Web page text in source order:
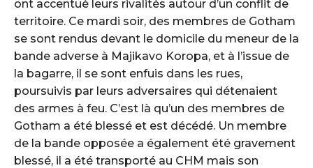
ont accentué leurs rivalités autour d’un conflit de
territoire. Ce mardi soir, des membres de Gotham
se sont rendus devant le domicile du meneur de la
bande adverse à Majikavo Koropa, et à l’issue de
la bagarre, il se sont enfuis dans les rues,
poursuivis par leurs adversaires qui détenaient
des armes à feu. C’est là qu’un des membres de
Gotham a été blessé et est décédé. Un membre
de la bande opposée a également été gravement
blessé, il a été transporté au CHM mais son